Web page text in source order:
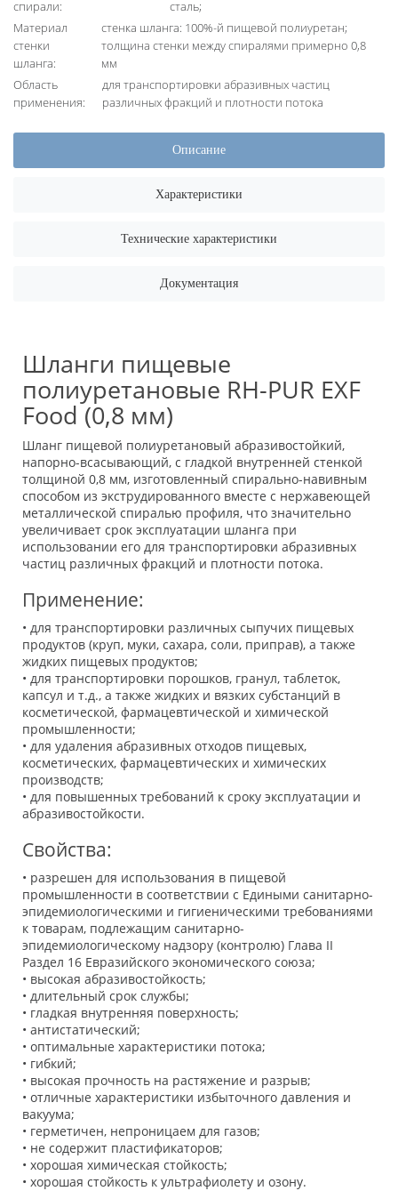
спирали:
сталь;
Материал
стенки
шланга:
стенка шланга: 100%-й пищевой полиуретан;
толщина стенки между спиралями примерно 0,8
мм
Область
применения:
для транспортировки абразивных частиц
различных фракций и плотности потока
Описание
Характеристики
Технические характеристики
Документация
Шланги пищевые
полиуретановые RH-PUR EXF
Food (0,8 мм)
Шланг пищевой полиуретановый абразивостойкий,
напорно-всасывающий, с гладкой внутренней стенкой
толщиной 0,8 мм, изготовленный спирально-навивным
способом из экструдированного вместе с нержавеющей
металлической спиралью профиля, что значительно
увеличивает срок эксплуатации шланга при
использовании его для транспортировки абразивных
частиц различных фракций и плотности потока.
Применение:
• для транспортировки различных сыпучих пищевых
продуктов (круп, муки, сахара, соли, приправ), а также
жидких пищевых продуктов;
• для транспортировки порошков, гранул, таблеток,
капсул и т.д., а также жидких и вязких субстанций в
косметической, фармацевтической и химической
промышленности;
• для удаления абразивных отходов пищевых,
косметических, фармацевтических и химических
производств;
• для повышенных требований к сроку эксплуатации и
абразивостойкости.
Свойства:
• разрешен для использования в пищевой
промышленности в соответствии с Едиными санитарно-
эпидемиологическими и гигиеническими требованиями
к товарам, подлежащим санитарно-
эпидемиологическому надзору (контролю) Глава II
Раздел 16 Евразийского экономического союза;
• высокая абразивостойкость;
• длительный срок службы;
• гладкая внутренняя поверхность;
• антистатический;
• оптимальные характеристики потока;
• гибкий;
• высокая прочность на растяжение и разрыв;
• отличные характеристики избыточного давления и
вакуума;
• герметичен, непроницаем для газов;
• не содержит пластификаторов;
• хорошая химическая стойкость;
• хорошая стойкость к ультрафиолету и озону.